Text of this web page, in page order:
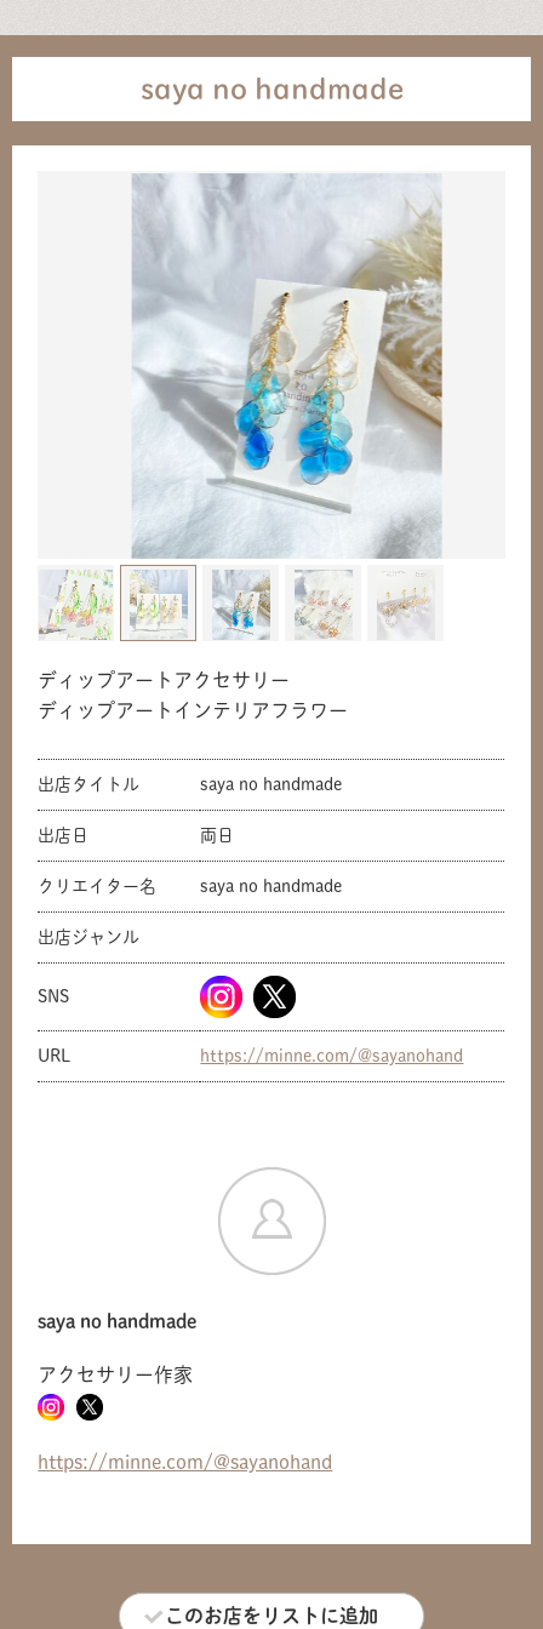
saya no handmade
ディップアートアクセサリー
ディップアートインテリアフラワー
出店タイトル saya no handmade
出店日 両日
クリエイター名 saya no handmade
出店ジャンル
SNS
URL https://minne.com/@sayanohand
saya no handmade
アクセサリー作家
https://minne.com/@sayanohand
このお店をリストに追加